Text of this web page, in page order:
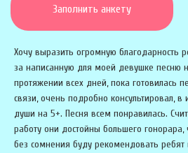
Заполнить анкету
Хочу выразить огромную благодарность
за написанную для моей девушке песню
протяжении всех дней, пока готовилась
связи, очень подробно консультировал, в
души на 5+. Песня всем понравилась.
работу они достойны большего
без сомнения буду рекомендовать